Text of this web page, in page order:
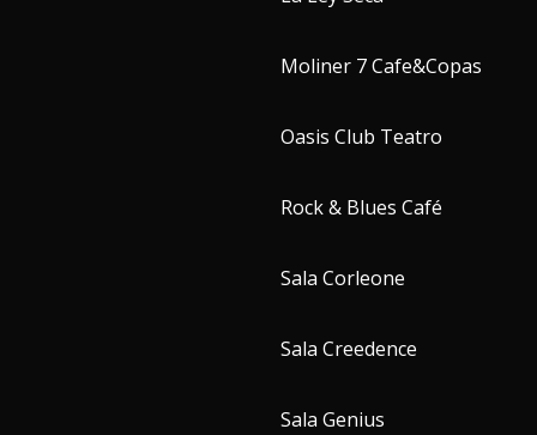
Moliner 7 Cafe&Copas
Oasis Club Teatro
Rock & Blues Café
Sala Corleone
Sala Creedence
Sala Genius